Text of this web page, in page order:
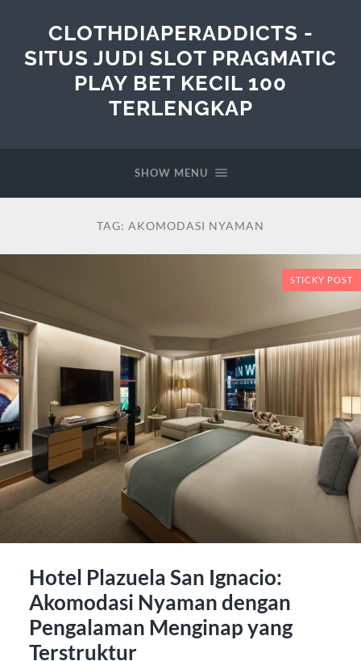
CLOTHDIAPERADDICTS -
SITUS JUDI SLOT PRAGMATIC
PLAY BET KECIL 100
TERLENGKAP
SHOW MENU
TAG: AKOMODASI NYAMAN
STICKY POST
Hotel Plazuela San Ignacio:
Akomodasi Nyaman dengan
Pengalaman Menginap yang
Terstruktur